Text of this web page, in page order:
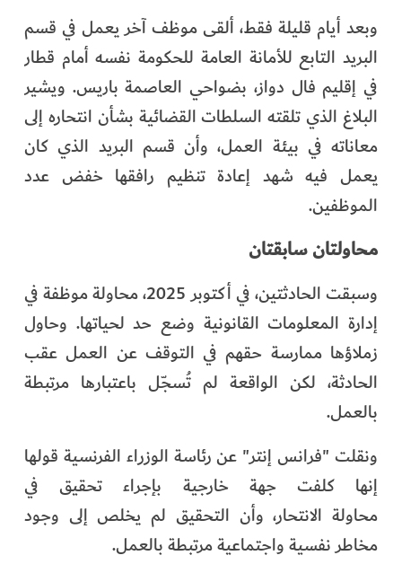
وبعد أيام قليلة فقط، ألقى موظف آخر يعمل في قسم
البريد التابع للأمانة العامة للحكومة نفسه أمام قطار
في إقليم فال دواز، بضواحي العاصمة باريس. ويشير
البلاغ الذي تلقته السلطات القضائية بشأن انتحاره إلى
معاناته في بيئة العمل، وأن قسم البريد الذي كان
يعمل فيه شهد إعادة تنظيم رافقها خفض عدد
الموظفين.
محاولتان سابقتان
وسبقت الحادثتين، في أكتوبر 2025، محاولة موظفة في
إدارة المعلومات القانونية وضع حد لحياتها. وحاول
زملاؤها ممارسة حقهم في التوقف عن العمل عقب
الحادثة، لكن الواقعة لم تُسجّل باعتبارها مرتبطة
بالعمل.
ونقلت "فرانس إنتر" عن رئاسة الوزراء الفرنسية قولها
إنها كلفت جهة خارجية بإجراء تحقيق في
محاولة الانتحار، وأن التحقيق لم يخلص إلى وجود
مخاطر نفسية واجتماعية مرتبطة بالعمل.